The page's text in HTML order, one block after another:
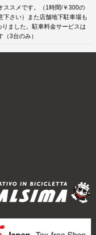
ススメです。（1時間/￥300の
さい）また店舗地下駐車場も
ました。駐車料金サービスは
3台のみ）